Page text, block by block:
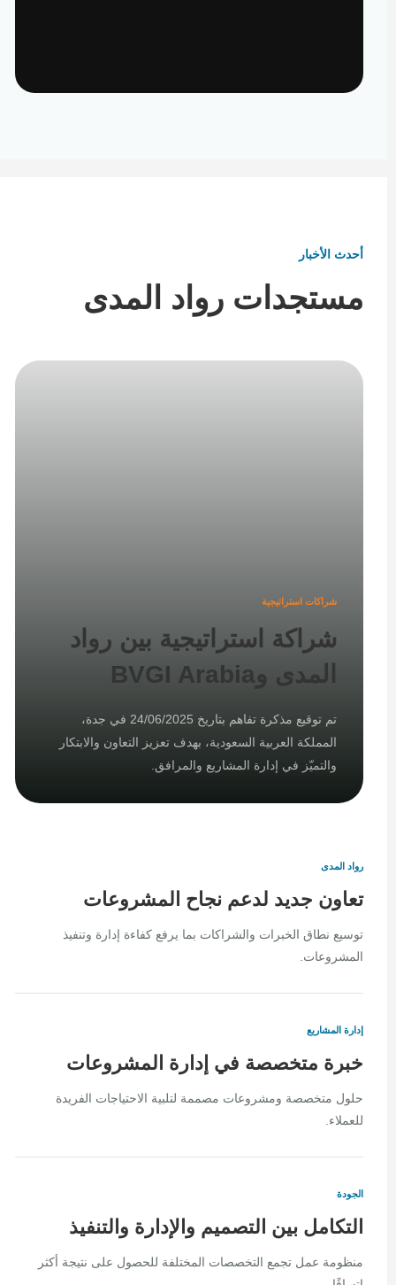
أحدث الأخبار
مستجدات رواد المدى
شراكات استراتيجية
شراكة استراتيجية بين رواد
المدى وBVGI Arabia
تم توقيع مذكرة تفاهم بتاريخ 24/06/2025 في جدة،
المملكة العربية السعودية، بهدف تعزيز التعاون والابتكار
والتميّز في إدارة المشاريع والمرافق.
رواد المدى
تعاون جديد لدعم نجاح المشروعات
توسيع نطاق الخبرات والشراكات بما يرفع كفاءة إدارة وتنفيذ
المشروعات.
إدارة المشاريع
خبرة متخصصة في إدارة المشروعات
حلول متخصصة ومشروعات مصممة لتلبية الاحتياجات الفريدة
للعملاء.
الجودة
التكامل بين التصميم والإدارة والتنفيذ
منظومة عمل تجمع التخصصات المختلفة للحصول على نتيجة أكثر